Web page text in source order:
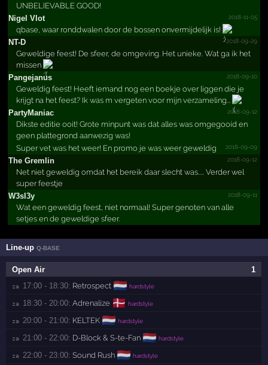
UNBELIEVABLE GOOD!
Nigel Vlot
2018-11-05
qbase, waar ronddwalen door de bossen onvermijdelijk is!
NT-D
2018-09-29
Geweldige feest! De sfeer, de omgeving. Het unieke. Wat ga ik het
missen
Pangejanus
2018-09-10
Geweldig feest! Heeft iemand nog een boekje over liggen die je
krijgt na het feest? Ik was m vergeten voor mijn verzameling...
PartyManiac
2018-09-12
Dikste editie ooit! Grote minpunt was dat alles was omgegooid en
geen plattegrond aanwezig was!
2018-09-09
Super vet was het weer! En promo je was weer geweldig
The Gremlin
2018-09-12
Net niet geweldig omdat het bereik daar slecht was..... Verder wel
super feestje
W3sl3y
2018-09-11
Wat een geweldig feest, niet normaal! Super genoten van alle
setjes en de geweldige sfeer.
Line-upQ-BASE
1
Open Air
za 17:00 - 18:30: Retrospect 🇳🇱 hardstyle
za 18:30 - 20:00: Adrenalize 🇩🇰 hardstyle
za 20:00 - 21:00: KELTEK 🇳🇱 hardstyle
za 21:00 - 22:00: D-Block & S-te-Fan 🇳🇱 hardstyle
za 22:00 - 23:00: Sound Rush 🇳🇱 hardstyle